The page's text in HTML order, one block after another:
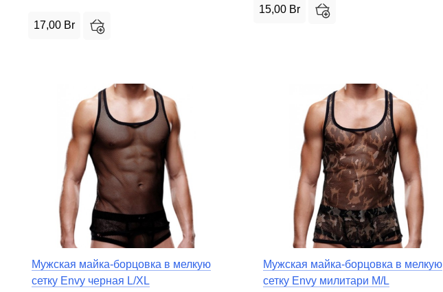
17,00 Br
15,00 Br
Мужская майка-борцовка в мелкую
сетку Envy черная L/XL
Мужская майка-борцовка в мелкую
сетку Envy милитари M/L